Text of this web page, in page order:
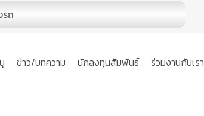
รถ
ข่าว/บทความ นักลงทุนสัมพันธ์ ร่วมงานกับเรา